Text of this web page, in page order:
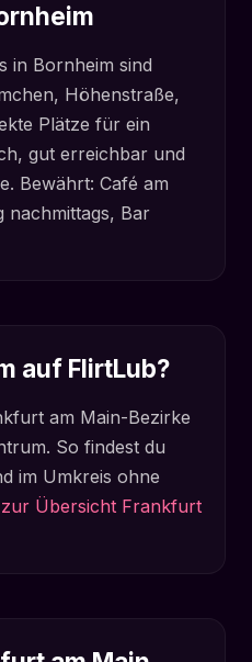
in Bornheim sind
Höhenstraße,
Plätze für ein
gut erreichbar und
Bewährt: Café am
nachmittags, Bar
auf FlirtLub?
am Main-Bezirke
So findest du
im Umkreis ohne
Übersicht Frankfurt